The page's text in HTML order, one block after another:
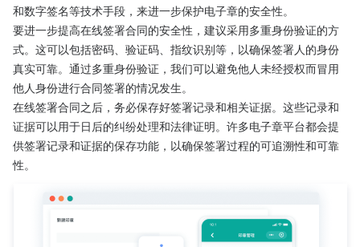
和数字签名等技术手段，来进一步保护电子章的安全性。
要进一步提高在线签署合同的安全性，建议采用多重身份验证的方
式。这可以包括密码、验证码、指纹识别等，以确保签署人的身份
真实可靠。通过多重身份验证，我们可以避免他人未经授权而冒用
他人身份进行合同签署的情况发生。
在线签署合同之后，务必保存好签署记录和相关证据。这些记录和
证据可以用于日后的纠纷处理和法律证明。许多电子章平台都会提
供签署记录和证据的保存功能，以确保签署过程的可追溯性和可靠
性。